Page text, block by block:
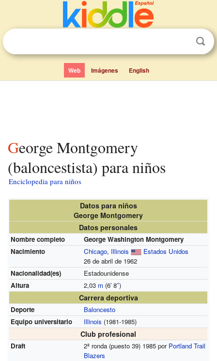
Web Imágenes English
George Montgomery
(baloncestista) para niños
Enciclopedia para niños
Datos para niños
George Montgomery
Datos personales
Nombre completo
George Washington Montgomery
Nacimiento
Chicago, Illinois
Estados Unidos
26 de abril de 1962
Nacionalidad(es)
Estadounidense
Altura
2,03 m (6′8″)
Carrera deportiva
Deporte
Baloncesto
Equipo universitario
Illinois (1981-1985)
Club profesional
Draft 2ª ronda (puesto 39) 1985 por Portland Trail
Blazers